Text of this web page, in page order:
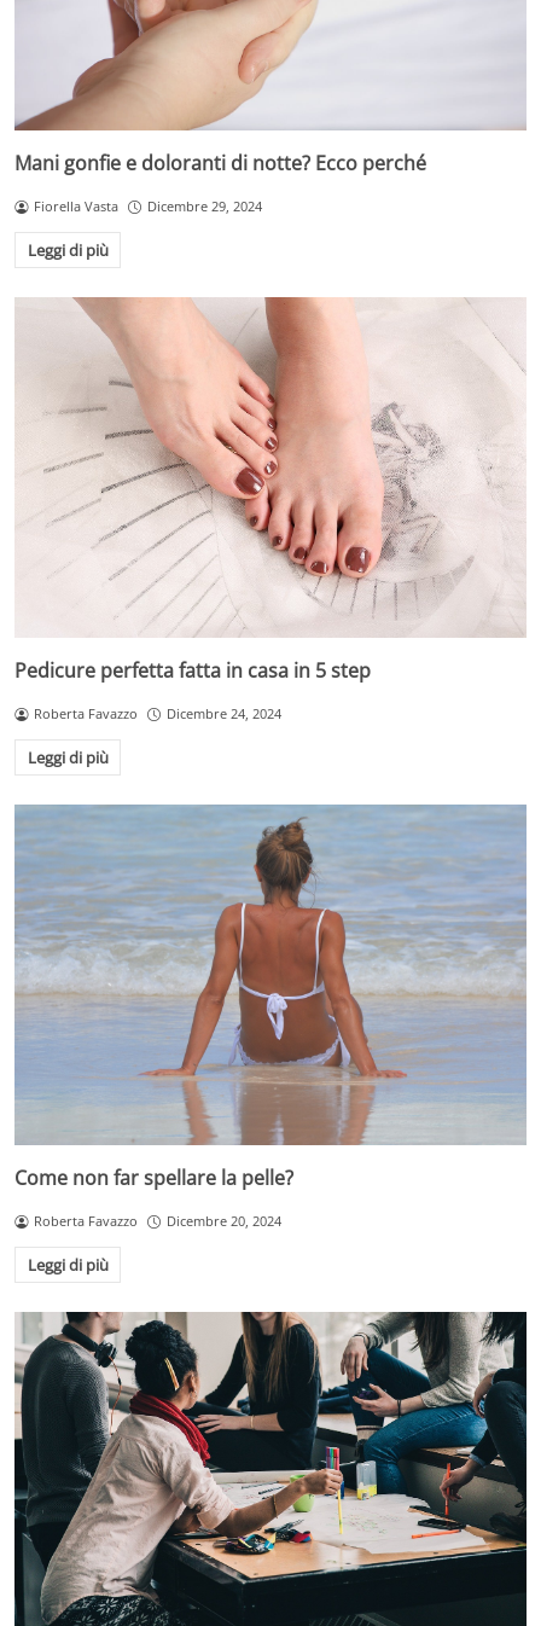
Mani gonfie e doloranti di notte? Ecco perché
Fiorella Vasta Dicembre 29, 2024
Leggi di più
Pedicure perfetta fatta in casa in 5 step
Roberta Favazzo Dicembre 24, 2024
Leggi di più
Come non far spellare la pelle?
Roberta Favazzo Dicembre 20, 2024
Leggi di più